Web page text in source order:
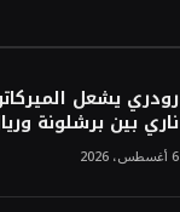
رودري يشعل
ناري بين برشلونة
6 أغسطس، 2026